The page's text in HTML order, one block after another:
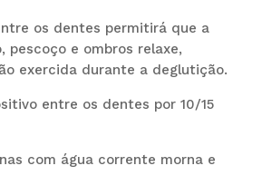
os dentes permitirá que a
pescoço e ombros relaxe,
exercida durante a deglutição.
entre os dentes por 10/15
com água corrente morna e